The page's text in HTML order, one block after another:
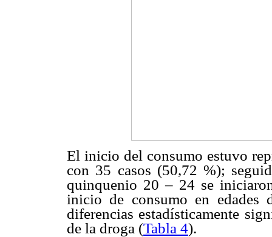
El inicio del consumo estuvo
con 35 casos (50,72 %);
quinquenio 20 – 24 se
inicio de consumo en
diferencias estadísticamente
de la droga (Tabla 4).